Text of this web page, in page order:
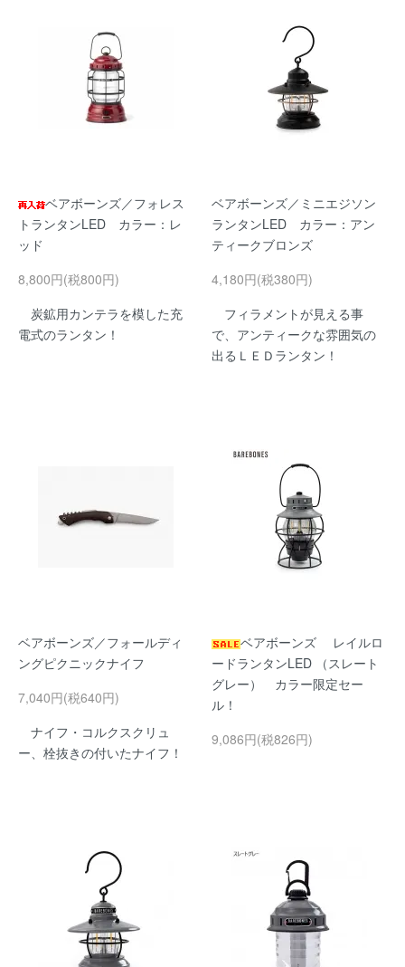
ベアボーンズ／フォレス
トランタンLED カラー：レ
ッド
8,800円(税800円)
炭鉱用カンテラを模した充
電式のランタン！
ベアボーンズ／ミニエジソン
ランタンLED カラー：アン
ティークブロンズ
4,180円(税380円)
フィラメントが見える事
で、アンティークな雰囲気の
出るＬＥＤランタン！
ベアボーンズ／フォールディ
ングピクニックナイフ
7,040円(税640円)
ナイフ・コルクスクリュ
ー、栓抜きの付いたナイフ！
ベアボーンズ レイルロ
ードランタンLED （スレート
グレー） カラー限定セー
ル！
9,086円(税826円)